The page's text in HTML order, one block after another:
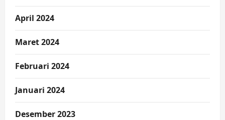
April 2024
Maret 2024
Februari 2024
Januari 2024
Desember 2023